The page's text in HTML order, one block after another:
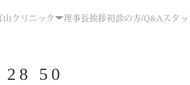
山クリニック 理事長挨拶初診の方/Q&A スタ
50